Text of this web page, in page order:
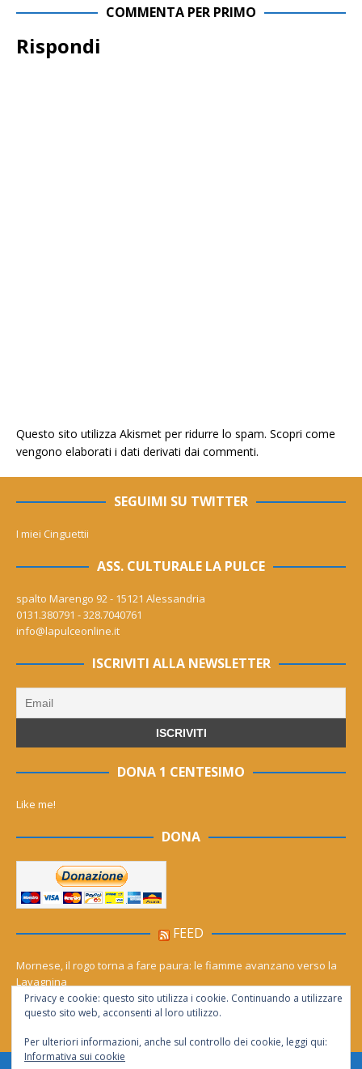
COMMENTA PER PRIMO
Rispondi
Questo sito utilizza Akismet per ridurre lo spam. Scopri come
vengono elaborati i dati derivati dai commenti.
SEGUIMI SU TWITTER
I miei Cinguettii
ASS. CULTURALE LA PULCE
spalto Marengo 92 - 15121 Alessandria
0131.380791 - 328.7040761
info@lapulceonline.it
ISCRIVITI ALLA NEWSLETTER
DONA 1 CENTESIMO
Like me!
DONA
FEED
Mornese, il rogo torna a fare paura: le fiamme avanzano verso la
Lavagnina
Serra asfalta anche gli ambientalisti: bitume ‘pulito’ ed economico
Privacy e cookie: questo sito utilizza i cookie. Continuando a utilizzare
questo sito web, acconsenti al loro utilizzo.
Per ulteriori informazioni, anche sul controllo dei cookie, leggi qui:
Informativa sui cookie